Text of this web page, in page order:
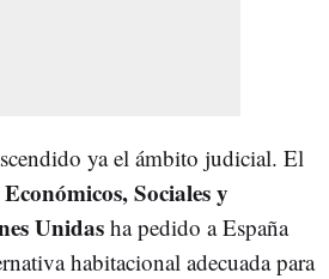
ya el ámbito judicial. El
Sociales y
Unidas ha pedido a España
habitacional adecuada para